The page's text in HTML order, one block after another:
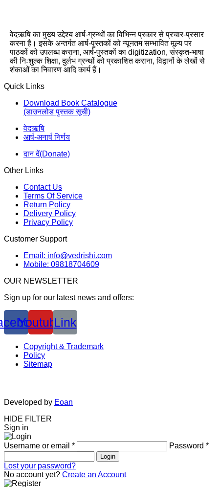
वेदऋषि का मुख्य उद्देश्य आर्ष-ग्रन्थों का विभिन्न प्रकार से प्रचार-प्रसार
करना है। इसके अन्तर्गत आर्ष-पुस्तकों को न्यूनतम सम्भावित मूल्य पर
पाठकों को उपलब्ध कराना, आर्ष-पुस्तकों का digitization, संस्कृत-भाषा
की निःशुल्क शिक्षा, दुर्लभ ग्रन्थों को प्रकाशित कराना, विद्वानों के लेखों से
शंकाओं का निवारण आदि कार्य हैं।
Quick Links
Download Book Catalogue
(डाउनलोड पुस्तक सूची)
वेदऋषि
आर्ष-अनार्ष निर्णय
दान दें(Donate)
Other Links
Contact Us
Terms Of Service
Return Policy
Delivery Policy
Privacy Policy
Customer Support
Email: info@vedrishi.com
Mobile: 09818704609
OUR NEWSLETTER
Sign up for our latest news and offers:
YoutubeLink
Copyright & Trademark
Policy
Sitemap
Developed by Eoan
HIDE FILTER
Sign in
Username or email * Password *
Login
Lost your password?
No account yet? Create an Account